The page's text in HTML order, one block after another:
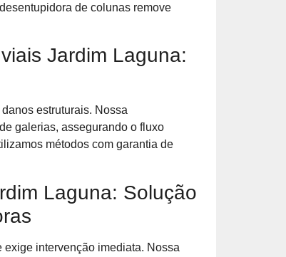
de colunas remove
Jardim Laguna:
estruturais. Nossa
galerias, assegurando o fluxo
métodos com garantia de
Laguna: Solução
intervenção imediata. Nossa